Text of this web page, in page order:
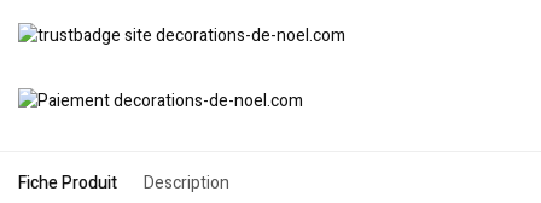
Fiche Produit Description